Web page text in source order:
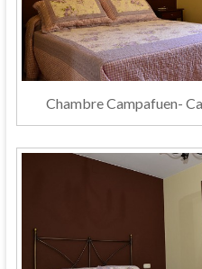
Chambre Campafuen-